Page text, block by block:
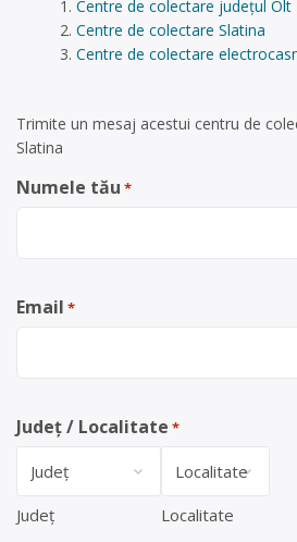
Centre de colectare județul Olt
Centre de colectare Slatina
Centre de colectare
Trimite un mesaj acestui centru de
Slatina
Numele tău *
Email *
Județ / Localitate *
Județ Localitate